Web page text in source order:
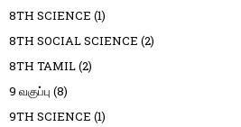
8TH SCIENCE (1)
8TH SOCIAL SCIENCE (2)
8TH TAMIL(2)
9 வகுப்பு (8)
9TH SCIENCE (1)